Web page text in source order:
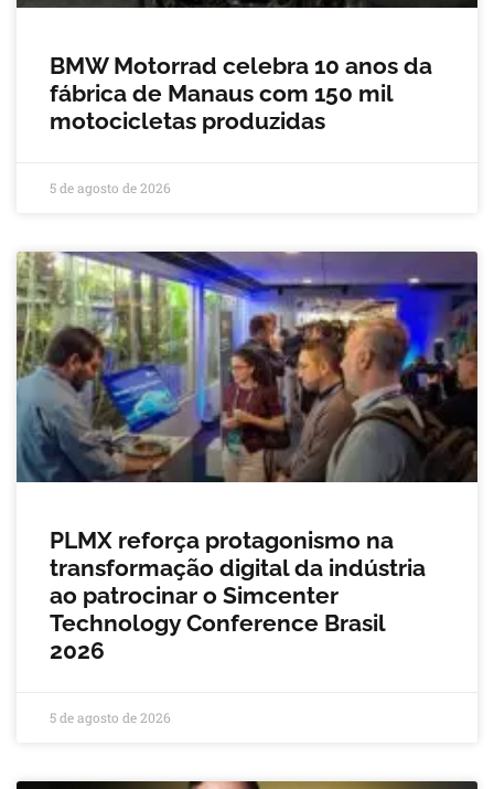
BMW Motorrad celebra 10 anos da
fábrica de Manaus com 150 mil
motocicletas produzidas
5 de agosto de 2026
PLMX reforça protagonismo na
transformação digital da indústria
ao patrocinar o Simcenter
Technology Conference Brasil
2026
5 de agosto de 2026